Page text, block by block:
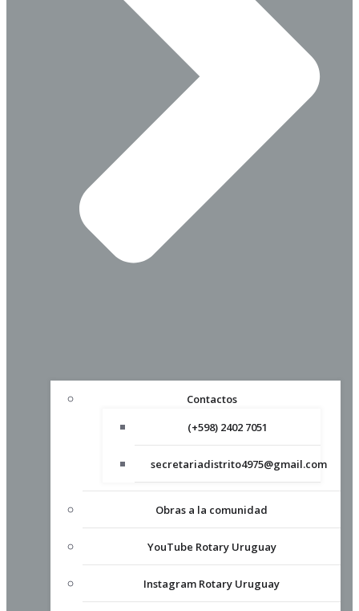
Contactos
(+598) 2402 7051
secretariadistrito4975@gmail.com
Obras a la comunidad
YouTube Rotary Uruguay
Instagram Rotary Uruguay